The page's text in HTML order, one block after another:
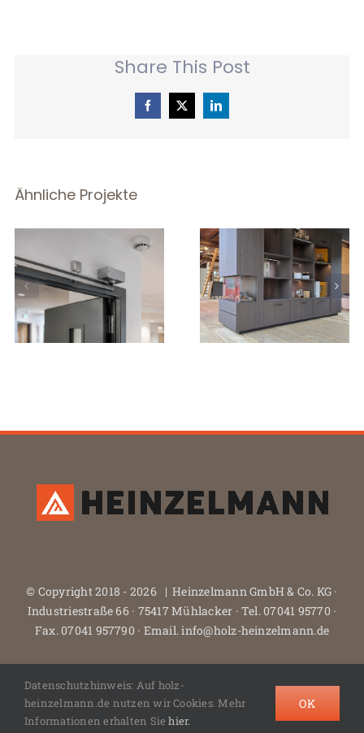
Share This Post
Facebook
X LinkedIn
Ähnliche Projekte
© Copyright 2018 - 2026 | Heinzelmann GmbH & Co. KG ·
Industriestraße 66 · 75417 Mühlacker · Tel. 07041 95770 ·
Fax. 07041 957790 · Email. info@holz-heinzelmann.de
FacebookInstagram Houzz.de
Datenschutzhinweis: Auf holz-
heinzelmann.de nutzen wir Cookies. Mehr
Informationen erhalten Siehier.
OK